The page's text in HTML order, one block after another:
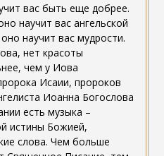
вас быть еще добрее.
научит вас ангельской
научит вас мудрости.
нет красоты
чем у Иова
Исаии, пророков
Иоанна Богослова
есть музыка –
истины Божией,
слова. Чем больше